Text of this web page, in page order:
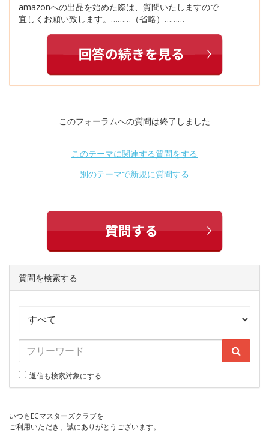
amazonへの出品を始めた際は、質問いたしますので
宜しくお願い致します。………（省略）………
このフォーラムへの質問は終了しました
このテーマに関連する質問をする
別のテーマで新規に質問する
質問を検索する
返信も検索対象にする
いつもECマスターズクラブを
ご利用いただき、誠にありがとうございます。